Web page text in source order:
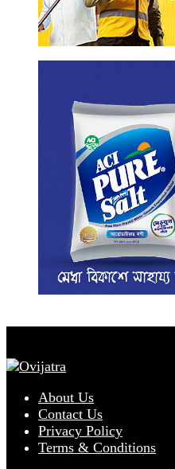
About Us
Contact Us
Privacy Policy
Terms & Conditions